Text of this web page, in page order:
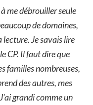
me débrouiller seule
de domaines,
lecture. Je savais lire
CP. Il faut dire que
familles nombreuses,
des autres, mes
grandi comme un